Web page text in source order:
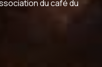
du café du